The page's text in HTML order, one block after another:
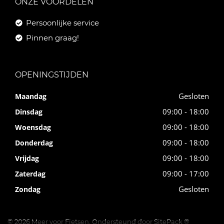
Persoonlijke service
Pinnen graag!
OPENINGSTIJDEN
Maandag Gesloten
Dinsdag 09:00 - 18:00
Woensdag 09:00 - 18:00
Donderdag 09:00 - 18:00
Vrijdag 09:00 - 18:00
Zaterdag 09:00 - 17:00
Zondag Gesloten
© 2026 Meer voor Fietsen. Ondersteund door SitePack ®